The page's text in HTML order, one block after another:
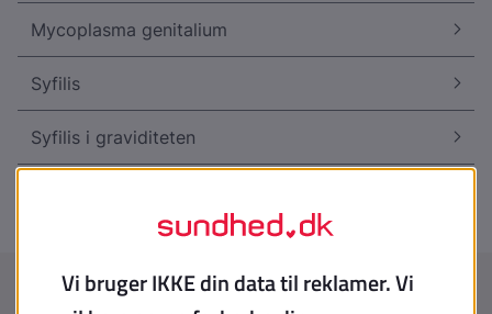
Mycoplasma genitalium
Syfilis
Syfilis i graviditeten